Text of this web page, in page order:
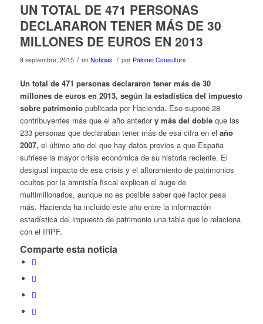
UN TOTAL DE 471 PERSONAS
DECLARARON TENER MÁS DE 30
MILLONES DE EUROS EN 2013
9 septiembre, 2015 / en Noticias / por Palomo Consultors
Un total de 471 personas declararon tener más de 30
millones de euros en 2013, según la estadística del impuesto
sobre patrimoniopublicada por Hacienda. Eso supone 28
contribuyentes más que el año anteriory más del dobleque las
233 personas que declaraban tener más de esa cifra en el año
2007, el último año del que hay datos previos a que España
sufriese la mayor crisis económica de su historia reciente. El
desigual impacto de esa crisis y el afloramiento de patrimonios
ocultos por la amnistía fiscal explican el auge de
multimillonarios, aunque no es posible saber qué factor pesa
más. Hacienda ha incluido este año entre la información
estadística del impuesto de patrimonio una tabla que lo relaciona
con el IRPF.
Comparte esta noticia